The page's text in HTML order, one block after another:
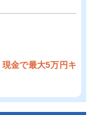
現金で最大5万円キ